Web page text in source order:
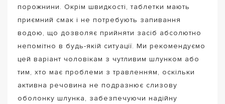
порожнини. Окрім швидкості, таблетки мають
приємний смак і не потребують запивання
водою, що дозволяє прийняти засіб абсолютно
непомітно в будь-якій ситуації. Ми рекомендуємо
цей варіант чоловікам з чутливим шлунком або
тим, хто має проблеми з травленням, оскільки
активна речовина не подразнює слизову
оболонку шлунка, забезпечуючи надійну